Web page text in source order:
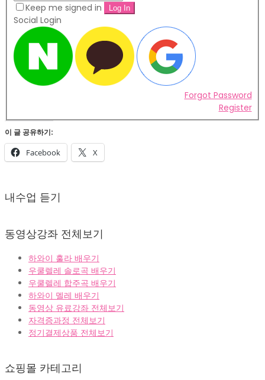
Keep me signed in
Social Login
Forgot Password
Register
이 글 공유하기:
Facebook X
02-
내수업 듣기
동영상강좌 전체보기
하와이 훌라 배우기
우쿨렐레 솔로곡 배우기
우쿨렐레 합주곡 배우기
하와이 멜레 배우기
동영상 유료강좌 전체보기
자격증과정 전체보기
정기결제상품 전체보기
쇼핑몰 카테고리